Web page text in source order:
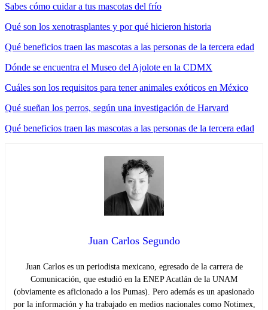
Sabes cómo cuidar a tus mascotas del frío
Qué son los xenotrasplantes y por qué hicieron historia
Qué beneficios traen las mascotas a las personas de la tercera edad
Dónde se encuentra el Museo del Ajolote en la CDMX
Cuáles son los requisitos para tener animales exóticos en México
Qué sueñan los perros, según una investigación de Harvard
Qué beneficios traen las mascotas a las personas de la tercera edad
Juan Carlos Segundo
Juan Carlos es un periodista mexicano, egresado de la carrera de
Comunicación, que estudió en la ENEP Acatlán de la UNAM
(obviamente es aficionado a los Pumas). Pero además es un apasionado
por la información y ha trabajado en medios nacionales como Notimex,